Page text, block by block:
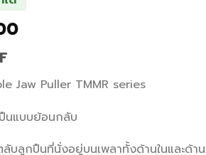
Jaw Puller TMMR series
นแบบย้อนกลับ
ลับลูกปืนที่นั่งอยู่บนเพลาทั้งด้านในและด้าน